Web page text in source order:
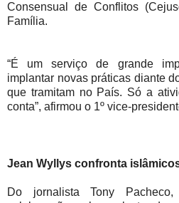
Consensual de Conflitos
Família.
“É um serviço de grande
implantar novas práticas diante
que tramitam no País. Só a
conta”, afirmou o 1º vice-
Jean Wyllys confronta
Do jornalista Tony